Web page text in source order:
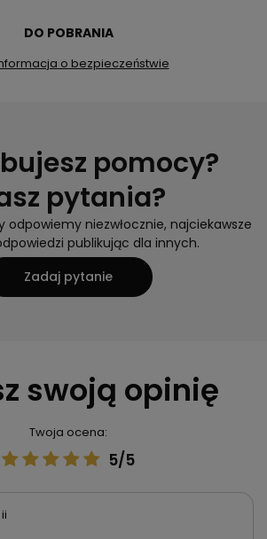
DO POBRANIA
o bezpieczeństwie
pomocy?
pytania?
odpowiemy niezwłocznie, najciekawsze
publikując dla innych.
Zadaj pytanie
swoją opinię
Twoja ocena:
5/5